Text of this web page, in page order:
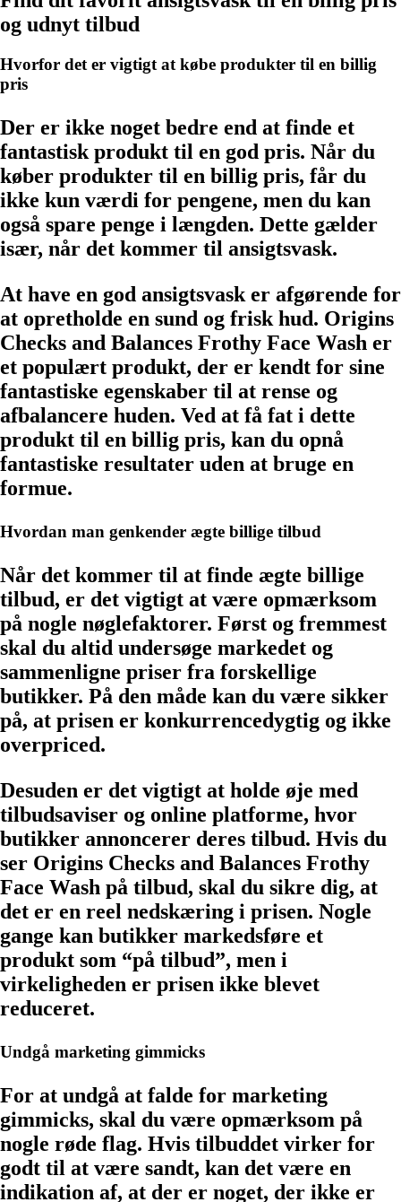
og udnyt tilbud
Hvorfor det er vigtigt at købe produkter til en billig
pris
Der er ikke noget bedre end at finde et
fantastisk produkt til en god pris. Når du
køber produkter til en billig pris, får du
ikke kun værdi for pengene, men du kan
også spare penge i længden. Dette gælder
især, når det kommer til ansigtsvask.
At have en god ansigtsvask er afgørende for
at opretholde en sund og frisk hud. Origins
Checks and Balances Frothy Face Wash er
et populært produkt, der er kendt for sine
fantastiske egenskaber til at rense og
afbalancere huden. Ved at få fat i dette
produkt til en billig pris, kan du opnå
fantastiske resultater uden at bruge en
formue.
Hvordan man genkender ægte billige tilbud
Når det kommer til at finde ægte billige
tilbud, er det vigtigt at være opmærksom
på nogle nøglefaktorer. Først og fremmest
skal du altid undersøge markedet og
sammenligne priser fra forskellige
butikker. På den måde kan du være sikker
på, at prisen er konkurrencedygtig og ikke
overpriced.
Desuden er det vigtigt at holde øje med
tilbudsaviser og online platforme, hvor
butikker annoncerer deres tilbud. Hvis du
ser Origins Checks and Balances Frothy
Face Wash på tilbud, skal du sikre dig, at
det er en reel nedskæring i prisen. Nogle
gange kan butikker markedsføre et
produkt som “på tilbud”, men i
virkeligheden er prisen ikke blevet
reduceret.
Undgå marketing gimmicks
For at undgå at falde for marketing
gimmicks, skal du være opmærksom på
nogle røde flag. Hvis tilbuddet virker for
godt til at være sandt, kan det være en
indikation af, at der er noget, der ikke er